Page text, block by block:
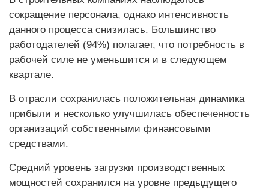
сокращение персонала, однако интенсивность
данного процесса снизилась. Большинство
работодателей (94%) полагает, что потребность в
рабочей силе не уменьшится и в следующем
квартале.
В отрасли сохранилась положительная динамика
прибыли и несколько улучшилась обеспеченность
организаций собственными финансовыми
средствами.
Средний уровень загрузки производственных
мощностей сохранился на уровне предыдущего